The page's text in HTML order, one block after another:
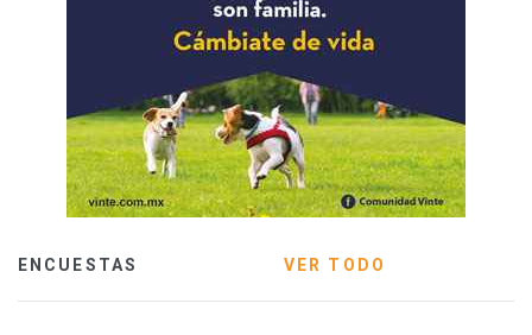
ENCUESTAS VER TODO